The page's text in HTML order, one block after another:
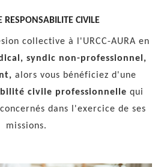
RESPONSABILITE CIVILE
collective à l'URCC-AURA en
syndic non-professionnel,
alors vous bénéficiez d'une
civile professionnelle qui
dans l'exercice de ses
missions.